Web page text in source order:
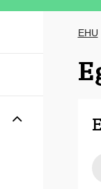
Erakutsi/
EHU